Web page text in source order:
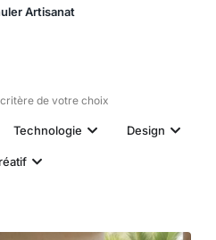
Artisanat
de votre choix
Technologie Design